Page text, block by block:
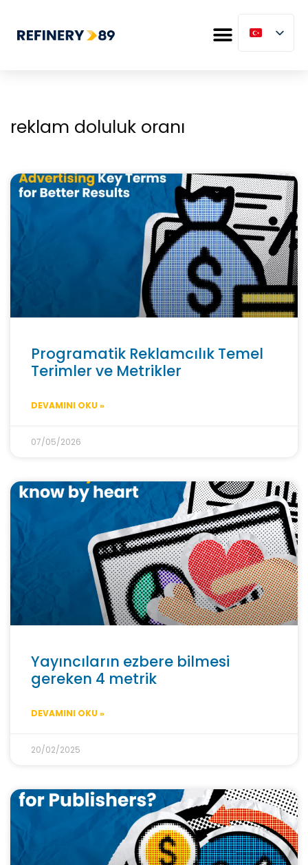
reklam doluluk oranı
Programatik Reklamcılık Temel
Terimler ve Metrikler
DEVAMINI OKU »
07/05/2026
Yayıncıların ezbere bilmesi
gereken 4 metrik
DEVAMINI OKU »
20/02/2025